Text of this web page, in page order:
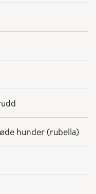
hunder (rubella)